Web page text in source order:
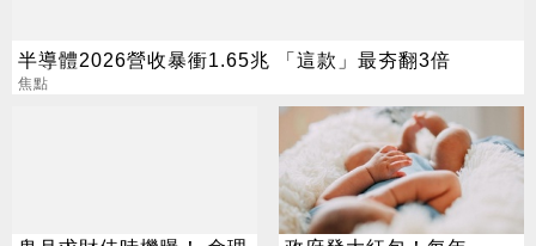
半導體2026營收暴衝1.65兆 「這款」最夯翻3倍
焦點